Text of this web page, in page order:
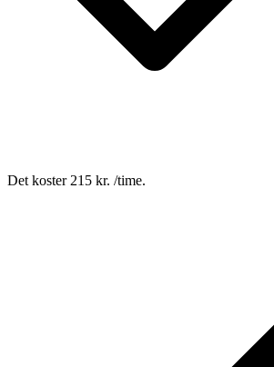
Det koster 215 kr. /time.